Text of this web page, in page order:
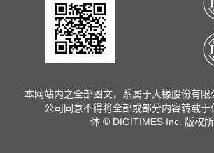
本网站内之全部图文，系属于大椽股份有限
公司同意不得将全部或部分内容转载于
体 © DIGITIMES Inc. 版权